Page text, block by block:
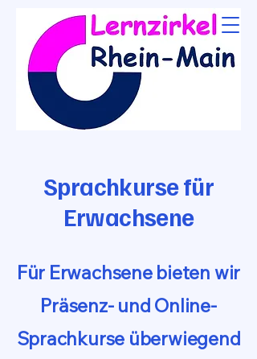
Sprachkurse für
Erwachsene
Für Erwachsene bieten wir
Präsenz- und Online-
Sprachkurse überwiegend